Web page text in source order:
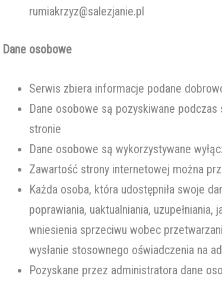
rumiakrzyz@salezjanie.pl
II Dane osobowe
Serwis zbiera informacje podane
Dane osobowe są pozyskiwane podczas
stronie
Dane osobowe są wykorzystywane
Zawartość strony internetowej można
Każda osoba, która udostępniła swoje
poprawiania, uaktualniania,
wniesienia sprzeciwu wobec
wysłanie stosownego oświadczenia na
Pozyskane przez administratora dane